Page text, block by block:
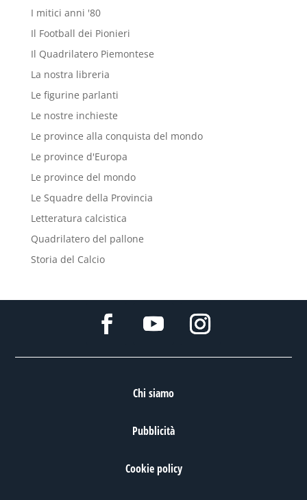
I mitici anni '80
Il Football dei Pionieri
Il Quadrilatero Piemontese
La nostra libreria
Le figurine parlanti
Le nostre inchieste
Le province alla conquista del mondo
Le province d'Europa
Le province del mondo
Le Squadre della Provincia
Letteratura calcistica
Quadrilatero del pallone
Storia del Calcio
Chi siamo
Pubblicità
Cookie policy